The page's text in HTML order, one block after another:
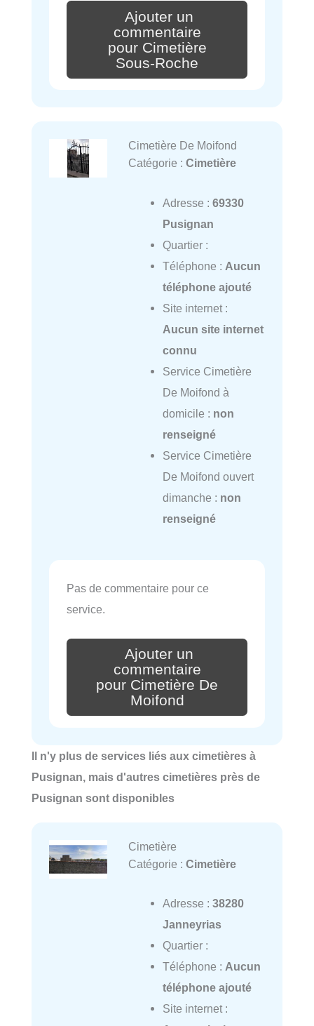
Ajouter un
commentaire
pour Cimetière
Sous-Roche
Cimetière De Moifond
Catégorie : Cimetière
Adresse : 69330
Pusignan
Quartier :
Téléphone : Aucun
téléphone ajouté
Site internet :
Aucun site internet
connu
Service Cimetière
De Moifond à
domicile : non
renseigné
Service Cimetière
De Moifond ouvert
dimanche : non
renseigné
Pas de commentaire pour ce
service.
Ajouter un
commentaire
pour Cimetière De
Moifond
Il n'y plus de services liés aux cimetières à
Pusignan, mais d'autres cimetières près de
Pusignan sont disponibles
Cimetière
Catégorie : Cimetière
Adresse : 38280
Janneyrias
Quartier :
Téléphone : Aucun
téléphone ajouté
Site internet :